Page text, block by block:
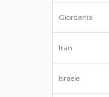
Giordania
Iran
Israele